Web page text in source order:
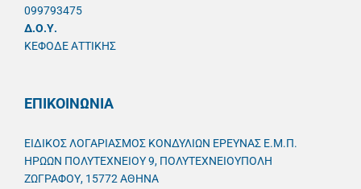
099793475
Δ.Ο.Υ.
ΚΕΦΟΔΕ ΑΤΤΙΚΗΣ
ΕΠΙΚΟΙΝΩΝΙΑ
ΕΙΔΙΚΟΣ ΛΟΓΑΡΙΑΣΜΟΣ ΚΟΝΔΥΛΙΩΝ ΕΡΕΥΝΑΣ Ε.Μ.Π.
ΗΡΩΩΝ ΠΟΛΥΤΕΧΝΕΙΟΥ 9, ΠΟΛΥΤΕΧΝΕΙΟΥΠΟΛΗ
ΖΩΓΡΑΦΟΥ, 15772 ΑΘΗΝΑ